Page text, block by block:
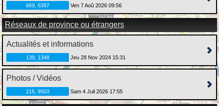
669, 6397 Ven 7 Aoû 2026 09:56
Réseaux de province ou étrangers
Actualités et informations
139, 1348 Jeu 28 Nov 2024 15:31
Photos / Vidéos
215, 9503 Sam 4 Juil 2026 17:55